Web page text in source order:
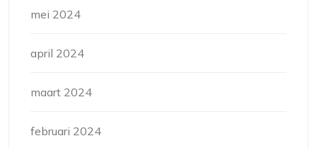
mei 2024
april 2024
maart 2024
februari 2024